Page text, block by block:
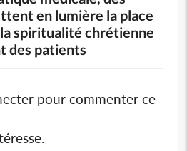
en lumière la place
spiritualité chrétienne
des patients
pour commenter ce